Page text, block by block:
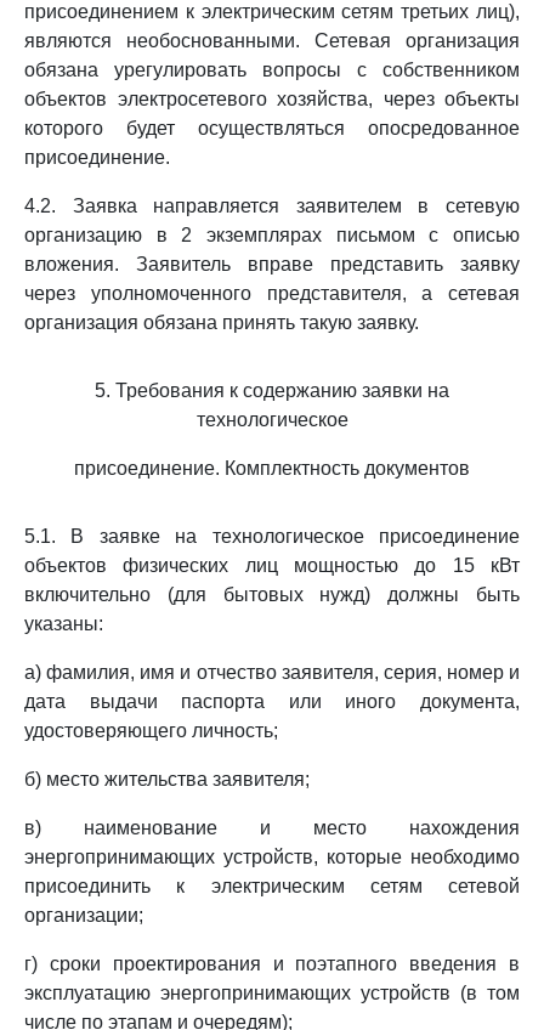
присоединением к электрическим сетям третьих лиц),
являются необоснованными. Сетевая организация
обязана урегулировать вопросы с собственником
объектов электросетевого хозяйства, через объекты
которого будет осуществляться опосредованное
присоединение.
4.2. Заявка направляется заявителем в сетевую
организацию в 2 экземплярах письмом с описью
вложения. Заявитель вправе представить заявку
через уполномоченного представителя, а сетевая
организация обязана принять такую заявку.
5. Требования к содержанию заявки на
технологическое
присоединение. Комплектность документов
5.1. В заявке на технологическое присоединение
объектов физических лиц мощностью до 15 кВт
включительно (для бытовых нужд) должны быть
указаны:
а) фамилия, имя и отчество заявителя, серия, номер и
дата выдачи паспорта или иного документа,
удостоверяющего личность;
б) место жительства заявителя;
в) наименование и место нахождения
энергопринимающих устройств, которые необходимо
присоединить к электрическим сетям сетевой
организации;
г) сроки проектирования и поэтапного введения в
эксплуатацию энергопринимающих устройств (в том
числе по этапам и очередям);